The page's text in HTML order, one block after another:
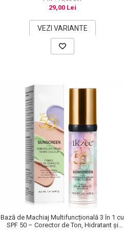
29,00 Lei
VEZI VARIANTE
Bază de Machiaj Multifuncțională 3 în 1 cu
SPF 50 – Corector de Ton, Hidratant și